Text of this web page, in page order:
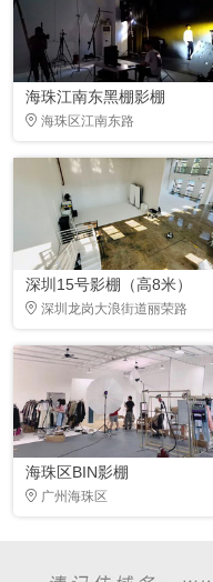
海珠江南东黑棚影棚
海珠区江南东路
深圳15号影棚（高8米）
深圳龙岗大浪街道丽荣路
海珠区BIN影棚
广州海珠区